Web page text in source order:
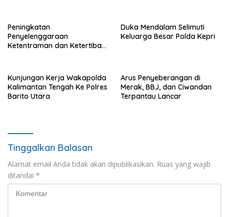
Peningkatan
Penyelenggaraan
Ketentraman dan Ketertiban
Duka Mendalam Selimuti
Keluarga Besar Polda Kepri
Kunjungan Kerja Wakapolda
Kalimantan Tengah Ke Polres
Barito Utara
Arus Penyeberangan di
Merak, BBJ, dan Ciwandan
Terpantau Lancar
Tinggalkan Balasan
Alamat email Anda tidak akan dipublikasikan. Ruas yang wajib
ditandai *